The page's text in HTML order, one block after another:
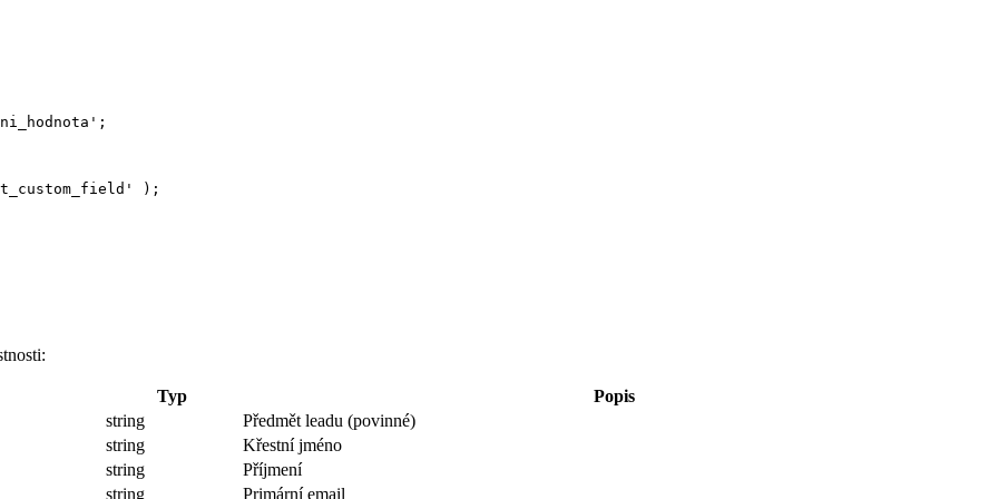
' ;
' );
Typ
Popis
string
Předmět leadu (povinné)
string
Křestní jméno
string
Příjmení
string
Primární email